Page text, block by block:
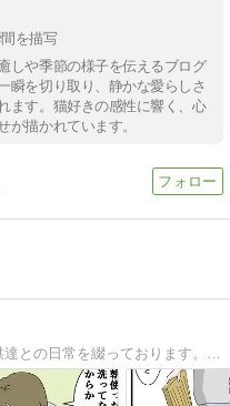
を描写
しや季節の様子を伝えるブログ
瞬を切り取り、静かな愛らしさ
ます。猫好きの感性に響く、心
が描かれています。
やや変わり者の旦那と３人の子供達との日常を綴っております。ブログリニューアルしました。